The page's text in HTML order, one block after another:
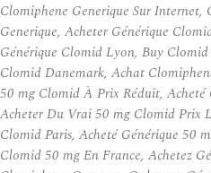
Clomiphene Generique Sur
Generique, Acheter Générique
Générique Clomid Lyon, Buy
Clomid Danemark, Achat
50 mg Clomid À Prix Réduit, Acheté
Acheter Du Vrai 50 mg Clomid Prix
Clomid Paris, Acheté Générique 50
Clomid 50 mg En France, Achetez